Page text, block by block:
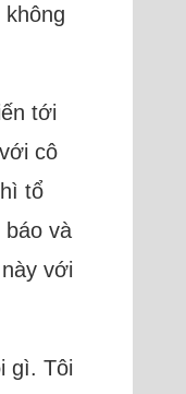
tới
cô
tổ
báo và
với
gì. Tôi